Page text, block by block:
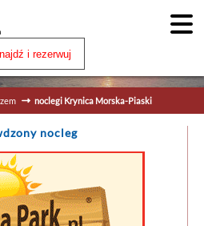
noclegi Krynica Morska-Piaski
nocleg